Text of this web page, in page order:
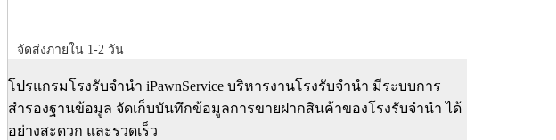
จัดส่งภายใน 1-2 วัน
โปรแกรมโรงรับจำนำ iPawnService บริหารงานโรงรับจำนำ มีระบบการ
สำรองฐานข้อมูล จัดเก็บบันทึกข้อมูลการขายฝากสินค้าของโรงรับจำนำ ได้
อย่างสะดวก และรวดเร็ว